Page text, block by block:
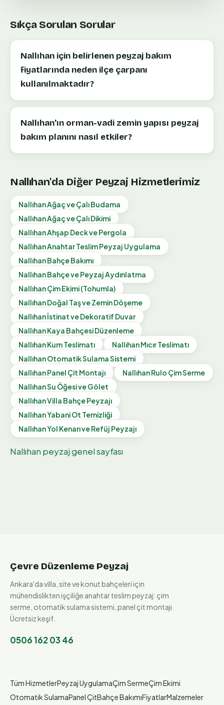
Sıkça Sorulan Sorular
Nallıhan için belirlenen peyzaj bakım
fiyatlarında neden ilçe çarpanı
kullanılmaktadır?
Nallıhan'ın orman-vadi zemin yapısı peyzaj
bakım planını nasıl etkiler?
Nallıhan'da Diğer Peyzaj Hizmetlerimiz
NallıhanAğaç ve Çalı Budama
NallıhanAğaç ve Çalı Dikimi
NallıhanAhşap Deck ve Pergola
NallıhanAnahtar Teslim Peyzaj Uygulama
NallıhanBahçe Bakımı
NallıhanBahçe ve Peyzaj Aydınlatma
NallıhanÇim Ekimi (Tohumla)
NallıhanDoğal Taş ve Zemin Döşeme
Nallıhanİstinat ve Dekoratif Duvar
NallıhanKaya Bahçesi Düzenleme
NallıhanKum Teslimatı NallıhanMıcır Teslimatı
NallıhanOtomatik Sulama Sistemi
NallıhanPanel Çit Montajı NallıhanRulo Çim Serme
NallıhanSu Öğesi ve Gölet
NallıhanVilla Bahçe Peyzajı
NallıhanYabani Ot Temizliği
NallıhanYol Kenarı ve Refüj Peyzajı
Nallıhan peyzaj genel sayfası
Çevre Düzenleme Peyzaj
Ankara'da villa, site ve konut bahçeleri için
mühendislikten işçiliğe anahtar teslim peyzaj: çim
serme, otomatik sulama sistemi, panel çit montajı.
Ücretsiz keşif.
0506 162 03 46
Tüm HizmetlerPeyzaj UygulamaÇim SermeÇim Ekimi
Otomatik SulamaPanel ÇitBahçe BakımıFiyatlarMalzemeler